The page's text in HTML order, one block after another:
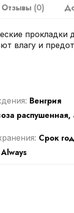
Отзывы (0)
влагу и
Венгрия
распушенная,
Срок
Always